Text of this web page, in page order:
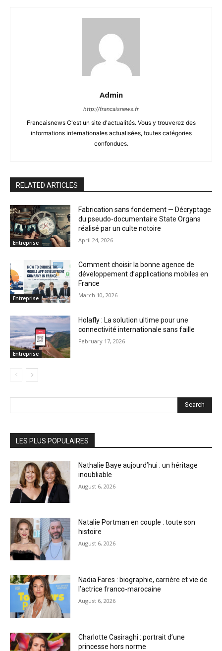
Admin
http://francaisnews.fr
Francaisnews C'est un site d'actualités. Vous y trouverez des
informations internationales actualisées, toutes catégories
confondues.
RELATED ARTICLES
Entreprise
Fabrication sans fondement — Décryptage
du pseudo-documentaire State Organs
réalisé par un culte notoire
April 24, 2026
Entreprise
Comment choisir la bonne agence de
développement d’applications mobiles en
France
March 10, 2026
Entreprise
Holafly : La solution ultime pour une
connectivité internationale sans faille
February 17, 2026
Search
LES PLUS POPULAIRES
Nathalie Baye aujourd’hui : un héritage
inoubliable
August 6, 2026
Natalie Portman en couple : toute son
histoire
August 6, 2026
Nadia Fares : biographie, carrière et vie de
l’actrice franco-marocaine
August 6, 2026
Charlotte Casiraghi : portrait d’une
princesse hors norme